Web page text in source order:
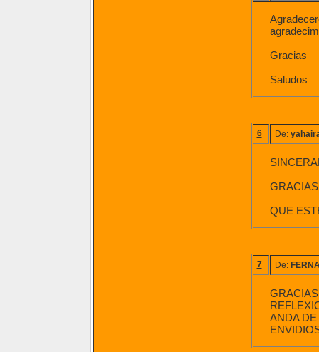
Gracias
Saludos
6 De:
GRACIAS
QUE
7 De:
ANDA